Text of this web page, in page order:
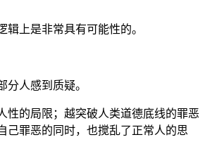
上是非常具有可能性的。
人感到质疑。
性的局限；越突破人类道德底线的罪恶
己罪恶的同时，也搅乱了正常人的思